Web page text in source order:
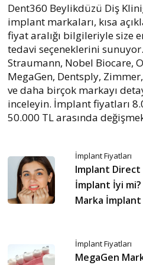
Dent360 Beylikdüzü Diş
implant markaları, kısa
fiyat aralığı bilgileriyle size
tedavi seçeneklerini sunuyor.
Straumann, Nobel Biocare,
MegaGen, Dentsply,
ve daha birçok markayı
inceleyin. İmplant fiyatları
50.000 TL arasında
İmplant Fiyatları
Implant Direct
İmplant İyi
Marka İmplant
İmplant Fiyatları
MegaGen